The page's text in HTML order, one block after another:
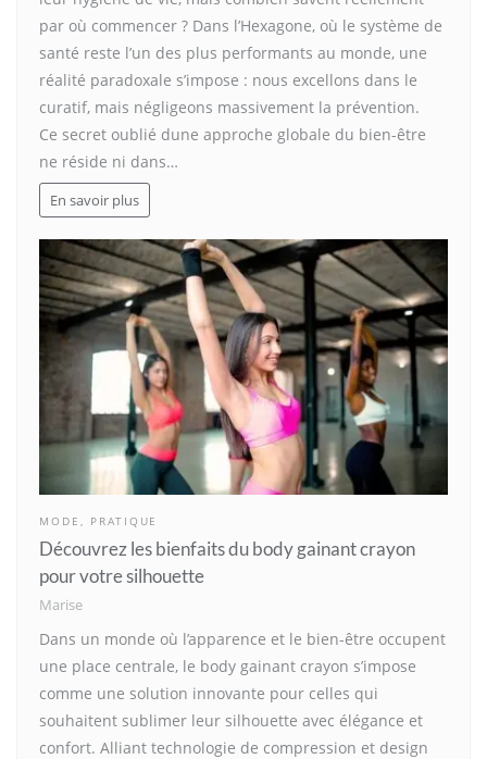
par où commencer ? Dans l’Hexagone, où le système de
santé reste l’un des plus performants au monde, une
réalité paradoxale s’impose : nous excellons dans le
curatif, mais négligeons massivement la prévention.
Ce secret oublié dune approche globale du bien-être
ne réside ni dans…
En savoir plus
MODE PRATIQUE
Découvrez les bienfaits du body gainant crayon
pour votre silhouette
Marise
Dans un monde où l’apparence et le bien-être occupent
une place centrale, le body gainant crayon s’impose
comme une solution innovante pour celles qui
souhaitent sublimer leur silhouette avec élégance et
confort. Alliant technologie de compression et design